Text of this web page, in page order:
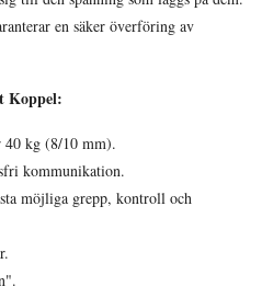
en säker överföring av
Koppel:
kg (8/10 mm).
kommunikation.
möjliga grepp, kontroll och